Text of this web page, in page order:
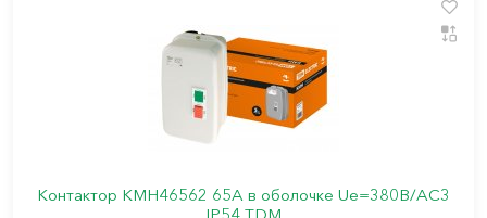
Контактор КМН46562 65А в оболочке Ue=380В/АС3